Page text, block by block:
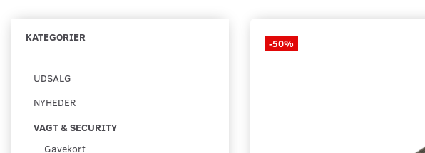
KATEGORIER
UDSALG
NYHEDER
VAGT & SECURITY
Gavekort
-50%